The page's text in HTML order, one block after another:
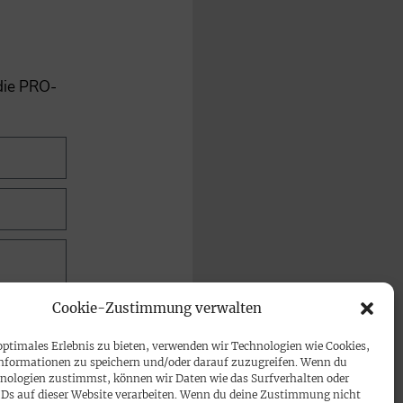
Cookie-Zustimmung verwalten
Erlebnis zu bieten, verwenden wir Technologien wie Cookies,
zu speichern und/oder darauf zuzugreifen. Wenn du
zustimmst, können wir Daten wie das Surfverhalten oder
auf dieser Website verarbeiten. Wenn du deine Zustimmung nicht
PRO-